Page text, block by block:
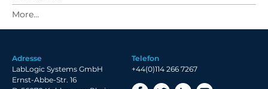
2021 Archiv
2020 Archiv
2018 Archiv
Adresse
LabLogic Systems GmbH
Ernst-Abbe-Str. 16
Telefon
+44(0)114 266 7267